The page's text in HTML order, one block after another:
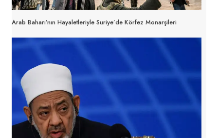
Arab Baharı’nın Hayaletleriyle Suriye’de Körfez Monarşileri